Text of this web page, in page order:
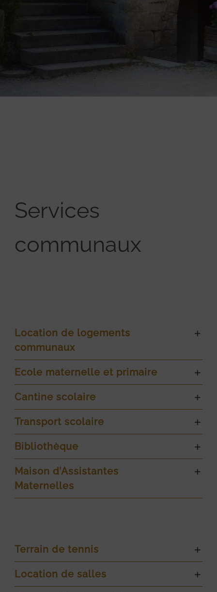
Services
communaux
Location de logements
communaux
Ecole maternelle et primaire
Cantine scolaire
Transport scolaire
Bibliothèque
Maison d’Assistantes
Maternelles
Terrain de tennis
Location de salles